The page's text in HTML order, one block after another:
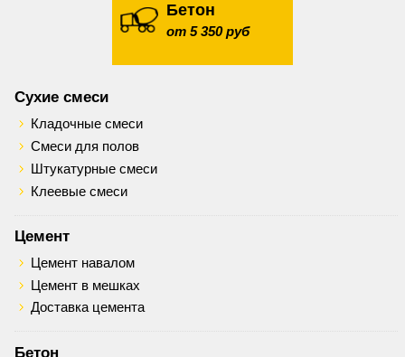
Бетон
от 5 350 руб
Сухие смеси
Кладочные смеси
Смеси для полов
Штукатурные смеси
Клеевые смеси
Цемент
Цемент навалом
Цемент в мешках
Доставка цемента
Бетон